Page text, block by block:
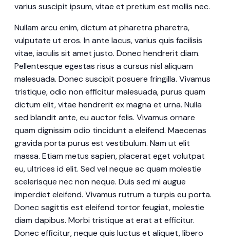
varius suscipit ipsum, vitae et pretium est mollis nec.
Nullam arcu enim, dictum at pharetra pharetra,
vulputate ut eros. In ante lacus, varius quis facilisis
vitae, iaculis sit amet justo. Donec hendrerit diam.
Pellentesque egestas risus a cursus nisl aliquam
malesuada. Donec suscipit posuere fringilla. Vivamus
tristique, odio non efficitur malesuada, purus quam
dictum elit, vitae hendrerit ex magna et urna. Nulla
sed blandit ante, eu auctor felis. Vivamus ornare
quam dignissim odio tincidunt a eleifend. Maecenas
gravida porta purus est vestibulum. Nam ut elit
massa. Etiam metus sapien, placerat eget volutpat
eu, ultrices id elit. Sed vel neque ac quam molestie
scelerisque nec non neque. Duis sed mi augue
imperdiet eleifend. Vivamus rutrum a turpis eu porta.
Donec sagittis est eleifend tortor feugiat, molestie
diam dapibus. Morbi tristique at erat at efficitur.
Donec efficitur, neque quis luctus et aliquet, libero